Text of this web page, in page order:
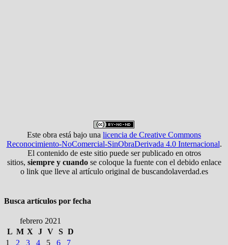
Este obra está bajo una licencia de Creative Commons
Reconocimiento-NoComercial-SinObraDerivada 4.0 Internacional.
El contenido de este sitio puede ser publicado en otros
sitios, siempre y cuandose coloque la fuente con el debido enlace
o link que lleve al artículo original de buscandolaverdad.es
Busca artículos por fecha
febrero 2021
L M X J V S D
1
2 3 4 5 6
7